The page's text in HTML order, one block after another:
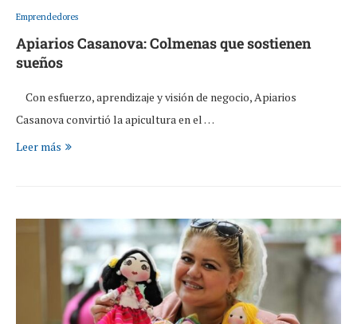
Emprendedores
Apiarios Casanova: Colmenas que sostienen
sueños
Con esfuerzo, aprendizaje y visión de negocio, Apiarios
Casanova convirtió la apicultura en el …
Leer más